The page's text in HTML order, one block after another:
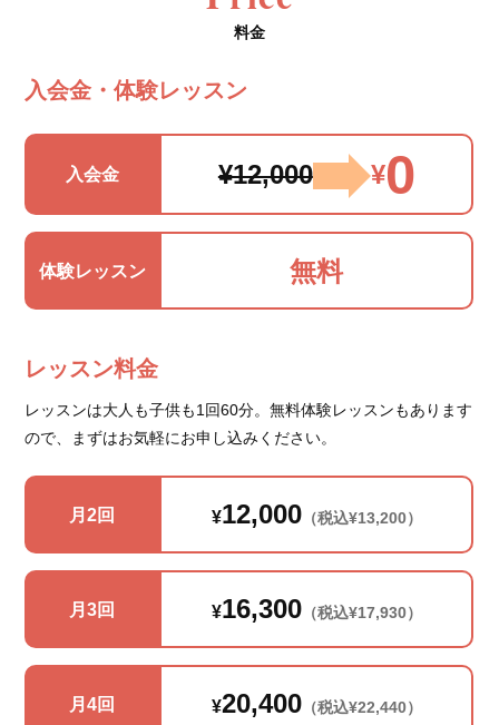
料金
入会金・体験レッスン
入会金 ¥12,000 ¥0
体験レッスン 無料
レッスン料金
レッスンは大人も子供も1回60分。無料体験レッスンもあります
ので、まずはお気軽にお申し込みください。
月2回 ¥12,000（税込¥13,200）
月3回 ¥16,300（税込¥17,930）
月4回 ¥20,400（税込¥22,440）